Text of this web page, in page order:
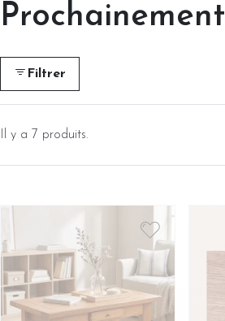
Prochainement
Filtrer
Il y a 7 produits.